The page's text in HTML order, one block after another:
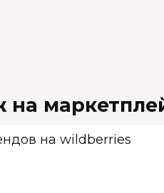
на wildberries